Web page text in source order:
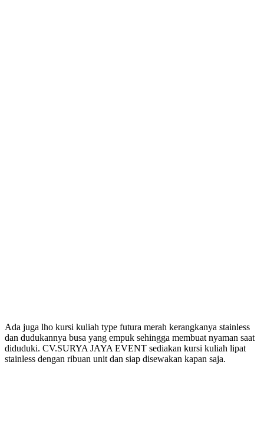
Ada juga lho kursi kuliah type futura merah kerangkanya stainless
dan dudukannya busa yang empuk sehingga membuat nyaman saat
diduduki. CV.SURYA JAYA EVENT sediakan kursi kuliah lipat
stainless dengan ribuan unit dan siap disewakan kapan saja.